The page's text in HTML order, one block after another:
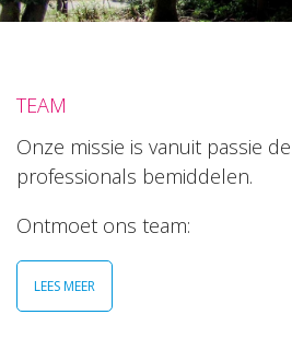
TEAM
Onze missie is vanuit passie
professionals bemiddelen.
Ontmoet ons team:
LEES MEER